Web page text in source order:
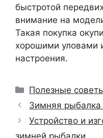
быстротой
внимание на
Такая покупка
хорошими уловами
настроения.
Рубрики
Полезные
Зимняя рыбалка
Устройство и
зимней рыбалки